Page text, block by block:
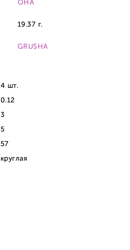
ОНА
19.37 г.
GRUSHA
4 шт.
0.12
3
5
57
круглая